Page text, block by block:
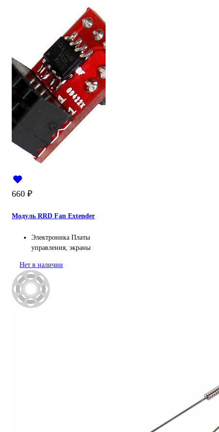
660 ₽
Модуль RRD Fan Extender
Электроника Платы
управления, экраны
Нет в наличии